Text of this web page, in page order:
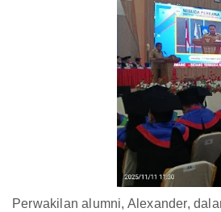
Perwakilan alumni, Alexander,